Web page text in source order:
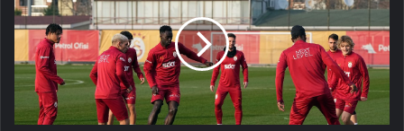
maçının
hazırlıklarını
sürdürdü